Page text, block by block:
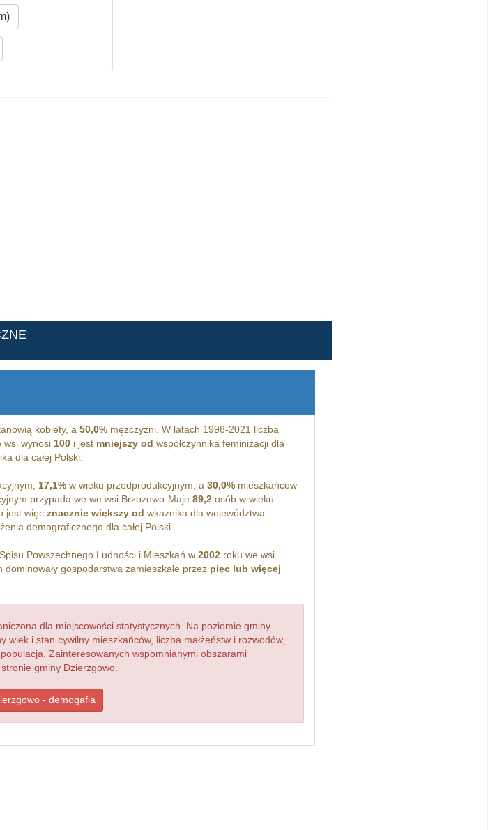
kobiety, a 50,0%mężczyźni. W latach 1998-2021 liczba
wsi wynosi 100i jest mniejszy od współczynnika feminizacji dla
dla całej Polski.
17,1%w wieku przedprodukcyjnym, a 30,0%mieszkańców
przypada we we wsi Brzozowo-Maje 89,2osób w wieku
jest więc znacznie większy od wkażnika dla województwa
demograficznego dla całej Polski.
Powszechnego Ludności i Mieszkań w 2002roku we wsi
gospodarstwa zamieszkałe przez pięc lub więcej
dla miejscowości statystycznych. Na poziomie gminy
i stan cywilny mieszkańców, liczba małżeństw i rozwodów,
Zainteresowanych wspomnianymi obszarami
gminy Dzierzgowo.
- demogafia